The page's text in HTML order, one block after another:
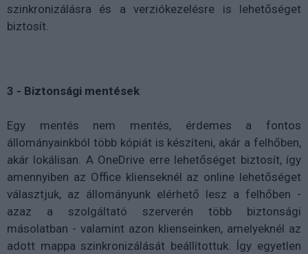
szinkronizálásra és a verziókezelésre is lehetőséget
biztosít.
3 - Biztonsági mentések
Egy mentés nem mentés, érdemes a fontos
állományainkból több kópiát is készíteni, akár a felhőben,
akár lokálisan. A OneDrive erre lehetőséget biztosít, így
amennyiben az Office klienseknél az online lehetőséget
választjuk, az állományunk elérhető lesz a felhőben -
azaz a szolgáltató szerverén több biztonsági
másolatban - valamint azon klienseinken, amelyeknél az
adott mappa szinkronizálását beállítottuk. Így egyetlen